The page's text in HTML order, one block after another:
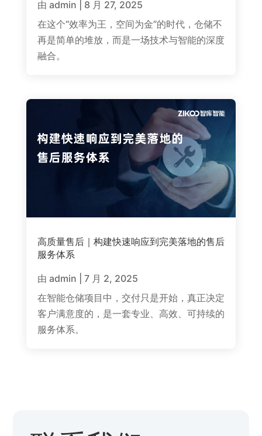
由 admin
8 月 27, 2025
在这个“效率为王，空间为金”的时代，仓储不
再是简单的堆放，而是一场技术与智能的深度
融合。
高质量售后｜构建快速响应到完美落地的售后
服务体系
由 admin
7 月 2, 2025
在智能仓储项目中，交付只是开始，真正决定
客户满意度的，是一套专业、高效、可持续的
服务体系。